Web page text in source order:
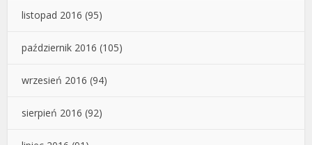
listopad 2016 (95)
październik 2016 (105)
wrzesień 2016 (94)
sierpień 2016 (92)